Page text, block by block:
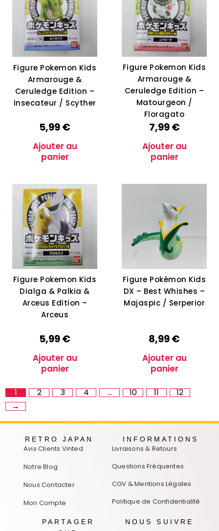
Figure Pokemon Kids
Armarouge &
Ceruledge Edition –
Insecateur / Scyther
5,99€
Ajouter au
panier
Figure Pokemon Kids
Armarouge &
Ceruledge Edition –
Matourgeon /
Floragato
7,99€
Ajouter au
panier
Figure Pokemon Kids
Dialga & Palkia &
Arceus Edition –
Arceus
5,99€
Ajouter au
panier
Figure Pokémon Kids
DX – Best Whishes –
Majaspic / Serperior
8,99€
Ajouter au
panier
1 2 3 4 … 10 11
12
→
RETRO JAPAN
Avis Clients Vinted
Notre Blog
Nous Contacter
Mon Compte
INFORMATIONS
Livraisons & Retours
Questions Fréquentes
CGV & Mentions Légales
Politique de Confidentialité
PARTAGER
NOUS SUIVRE